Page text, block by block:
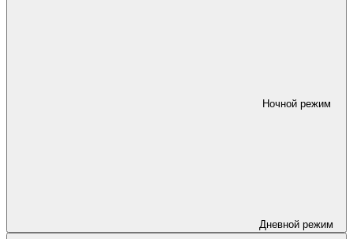
Ночной режим
Дневной режим